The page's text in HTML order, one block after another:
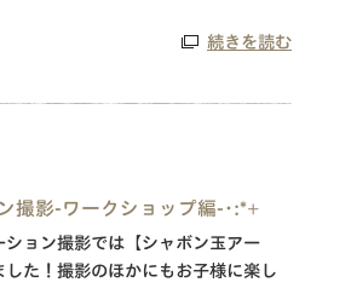
続きを読む
撮影-ワークショップ編-･:*+
ョン撮影では【シャボン玉アー
た！撮影のほかにもお子様に楽し